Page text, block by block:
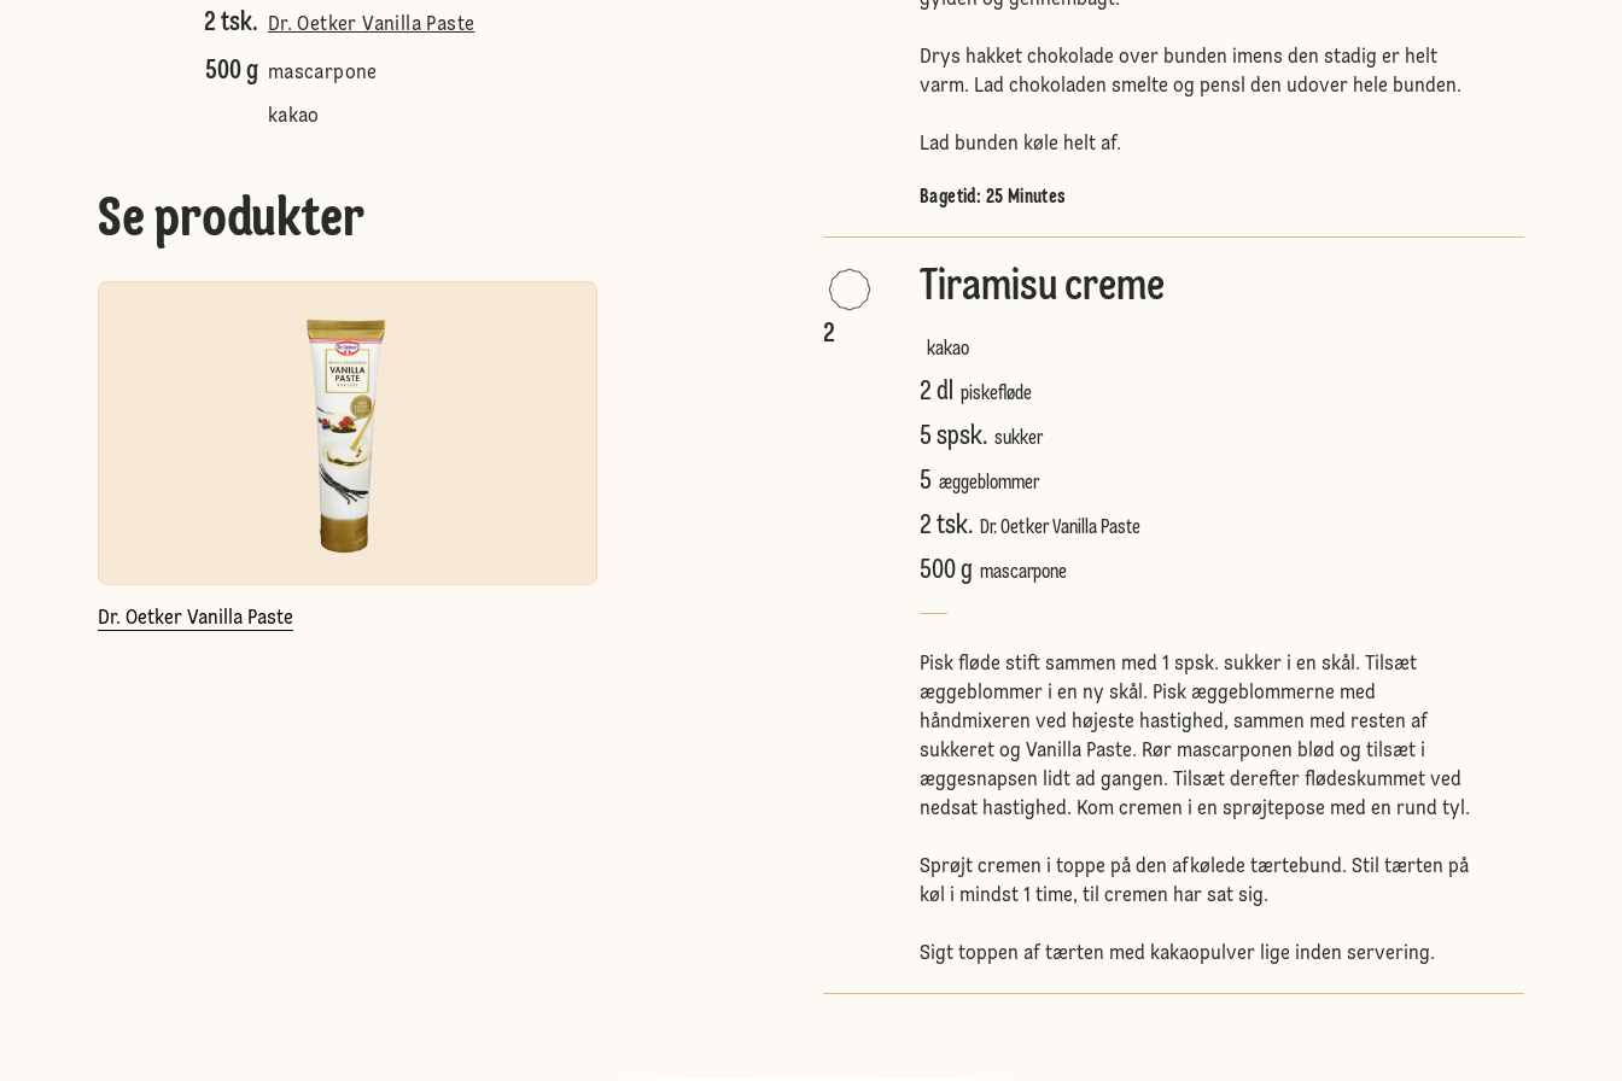
2 tsk. Dr. Oetker Vanilla Paste
500 g mascarpone
kakao
Se produkter
Dr. Oetker Vanilla Paste
Drys hakket chokolade over bunden imens den stadig er helt
varm. Lad chokoladen smelte og pensl den udover hele bunden.
Lad bunden køle helt af.
Bagetid: 25 Minutes
2
Tiramisu creme
kakao
2 dl piskefløde
5 spsk. sukker
5 æggeblommer
2 tsk. Dr. Oetker Vanilla Paste
500 g mascarpone
Pisk fløde stift sammen med 1 spsk. sukker i en skål. Tilsæt
æggeblommer i en ny skål. Pisk æggeblommerne med
håndmixeren ved højeste hastighed, sammen med resten af
sukkeret og Vanilla Paste. Rør mascarponen blød og tilsæt i
æggesnapsen lidt ad gangen. Tilsæt derefter flødeskummet ved
nedsat hastighed. Kom cremen i en sprøjtepose med en rund tyl.
Sprøjt cremen i toppe på den afkølede tærtebund. Stil tærten på
køl i mindst 1 time, til cremen har sat sig.
Sigt toppen af tærten med kakaopulver lige inden servering.